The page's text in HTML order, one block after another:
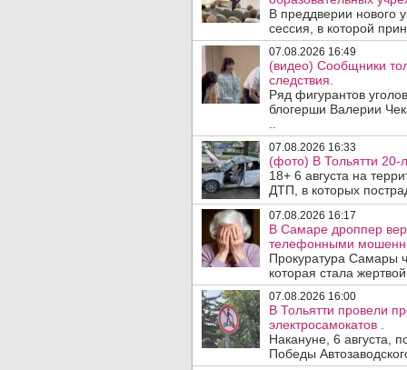
В преддверии нового
сессия, в которой
07.08.2026 16:49
(видео) Сообщники
следствия.
Ряд фигурантов
блогерши Валерии
07.08.2026 16:33
(фото) В Тольятти 20-
18+ 6 августа на
ДТП, в которых
07.08.2026 16:17
В Самаре дроппер
телефонными
Прокуратура Самары
которая стала
07.08.2026 16:00
В Тольятти провели
электросамокатов .
Накануне, 6 августа,
Победы